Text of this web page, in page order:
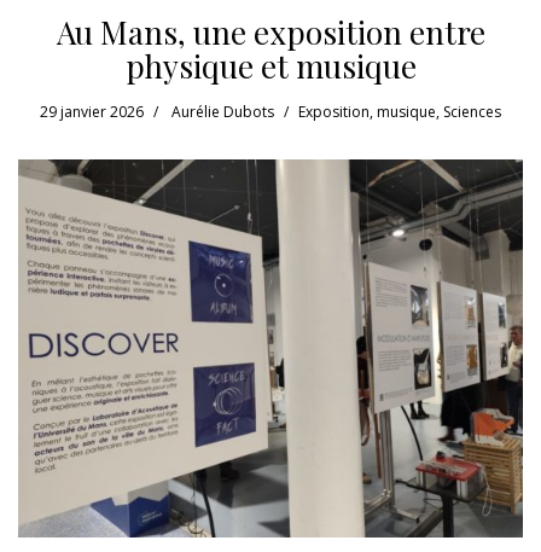
Au Mans, une exposition entre
physique et musique
29 janvier 2026 Aurélie Dubots Exposition,musique, Sciences